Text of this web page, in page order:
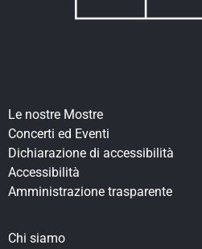
Le nostre Mostre
Concerti ed Eventi
Dichiarazione di accessibilità
Accessibilità
Amministrazione trasparente
Chi siamo